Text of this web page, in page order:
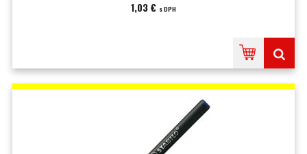
1,03 € s DPH